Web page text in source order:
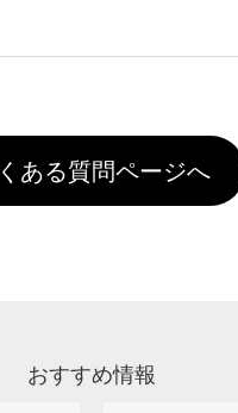
利用頂けます。ポイントの有
す。【会員ランク】過去10カ
により会員ランク割引(最大
も、ログインがされていなけ
ウントがされません。
て、プリントを定着させるた
しており、短納期・低価格で
質で、水洗いで落とすことが
ですが、お客様ご自身にて着
ただけますようお願いいたし
文・直送機能でのご注文に関
。いずれのデータも該当デザ
に変換、ま
どによるお値引きで4,000円未
送料がかかりますので、ご注
ある質問ページへ
おすすめ情報